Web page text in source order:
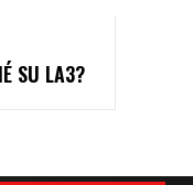
SU LA3?